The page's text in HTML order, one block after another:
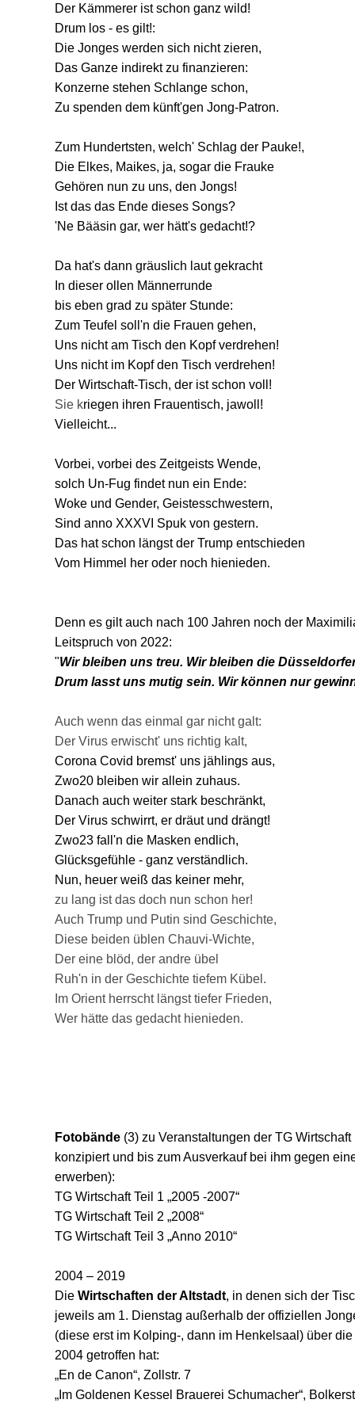
Der Kämmerer ist schon ganz wild!
Drum los - es gilt!:
Die Jonges werden sich nicht zieren,
Das Ganze indirekt zu finanzieren:
Konzerne stehen Schlange schon,
Zu spenden dem künft'gen Jong-Patron.
Zum Hundertsten, welch' Schlag der Pauke!,
Die Elkes, Maikes, ja, sogar die Frauke
Gehören nun zu uns, den Jongs!
Ist das das Ende dieses Songs?
'Ne Bääsin gar, wer hätt's gedacht!?
Da hat's dann gräuslich laut gekracht
In dieser ollen Männerrunde
bis eben grad zu später Stunde:
Zum Teufel soll'n die Frauen gehen,
Uns nicht am Tisch den Kopf verdrehen!
Uns nicht im Kopf den Tisch verdrehen!
Der Wirtschaft-Tisch, der ist schon voll!
Sie kriegen ihren Frauentisch, jawoll!
Vielleicht...
Vorbei, vorbei des Zeitgeists Wende,
solch Un-Fug findet nun ein Ende:
Woke und Gender, Geistesschwestern,
Sind anno XXXVI Spuk von gestern.
Das hat schon längst der Trump entschieden
Vom Himmel her oder noch hienieden.
Denn es gilt auch nach 100 Jahren noch der
Leitspruch von 2022:
"Wir bleiben uns treu. Wir bleiben die
Drum lasst uns mutig sein. Wir können nur
Auch wenn das einmal gar nicht galt:
Der Virus erwischt' uns richtig kalt,
Corona Covid bremst' uns jählings aus,
Zwo20 bleiben wir allein zuhaus.
Danach auch weiter stark beschränkt,
Der Virus schwirrt, er dräut und drängt!
Zwo23 fall'n die Masken endlich,
Glücksgefühle - ganz verständlich.
Nun, heuer weiß das keiner mehr,
zu lang ist das doch nun schon her!
Auch Trump und Putin sind Geschichte,
Diese beiden üblen Chauvi-Wichte,
Der eine blöd, der andre übel
Ruh'n in der Geschichte tiefem Kübel.
Im Orient herrscht längst tiefer Frieden,
Wer hätte das gedacht hienieden.
Fotobände (3) zu Veranstaltungen der TG
konzipiert und bis zum Ausverkauf bei ihm gegen
erwerben):
TG Wirtschaft Teil 1 „2005 -2007“
TG Wirtschaft Teil 2 „2008“
TG Wirtschaft Teil 3 „Anno 2010“
2004 – 2019
Die Wirtschaften der Altstadt, in denen sich der
jeweils am 1. Dienstag außerhalb der offiziellen
(diese erst im Kolping-, dann im Henkelsaal) über
2004 getroffen hat:
„En de Canon“, Zollstr. 7
„Im Goldenen Kessel Brauerei Schumacher“,